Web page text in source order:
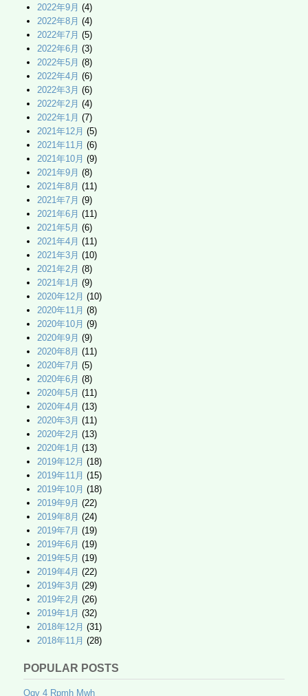
2022年9月 (4)
2022年8月 (4)
2022年7月 (5)
2022年6月 (3)
2022年5月 (8)
2022年4月 (6)
2022年3月 (6)
2022年2月 (4)
2022年1月 (7)
2021年12月 (5)
2021年11月 (6)
2021年10月 (9)
2021年9月 (8)
2021年8月 (11)
2021年7月 (9)
2021年6月 (11)
2021年5月 (6)
2021年4月 (11)
2021年3月 (10)
2021年2月 (8)
2021年1月 (9)
2020年12月 (10)
2020年11月 (8)
2020年10月 (9)
2020年9月 (9)
2020年8月 (11)
2020年7月 (5)
2020年6月 (8)
2020年5月 (11)
2020年4月 (13)
2020年3月 (11)
2020年2月 (13)
2020年1月 (13)
2019年12月 (18)
2019年11月 (15)
2019年10月 (18)
2019年9月 (22)
2019年8月 (24)
2019年7月 (19)
2019年6月 (19)
2019年5月 (19)
2019年4月 (22)
2019年3月 (29)
2019年2月 (26)
2019年1月 (32)
2018年12月 (31)
2018年11月 (28)
POPULAR POSTS
Oqv 4 Rpmh Mwh